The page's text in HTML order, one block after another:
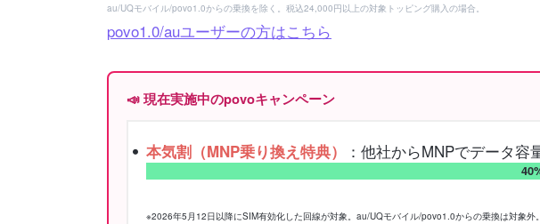
au/UQモバイル/povo1.0からの乗換を除く。税込24,000円以上の対象トッピング購入の場合。
povo1.0/auユーザーの方はこちら
📣 現在実施中のpovoキャンペーン
本気割（MNP乗り換え特典） ：他社からMNPでデータ容
※2026年5月12日以降にSIM有効化した回線が対象。au/UQモバイル/povo1.0からの乗換は対象外